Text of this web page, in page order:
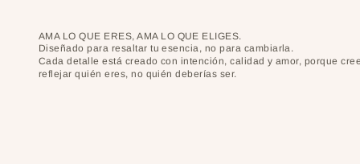
AMA LO QUE ERES, AMA LO QUE ELIGES.
Diseñado para resaltar tu esencia, no para cambiarla.
Cada detalle está creado con intención, calidad y amor, porque
reflejar quién eres, no quién deberías ser.